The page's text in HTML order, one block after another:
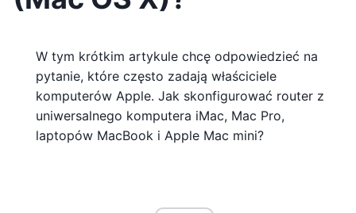
W tym krótkim artykule chcę odpowiedzieć na
pytanie, które często zadają właściciele
komputerów Apple. Jak skonfigurować router z
uniwersalnego komputera iMac, Mac Pro,
laptopów MacBook i Apple Mac mini?